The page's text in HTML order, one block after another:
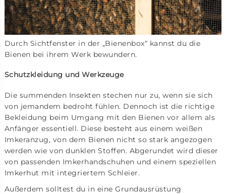
Durch Sichtfenster in der „Bienenbox“ kannst du die
Bienen bei ihrem Werk bewundern.
Schutzkleidung und Werkzeuge
Die summenden Insekten stechen nur zu, wenn sie sich
von jemandem bedroht fühlen. Dennoch ist die richtige
Bekleidung beim Umgang mit den Bienen vor allem als
Anfänger essentiell. Diese besteht aus einem weißen
Imkeranzug, von dem Bienen nicht so stark angezogen
werden wie von dunklen Stoffen. Abgerundet wird dieser
von passenden Imkerhandschuhen und einem speziellen
Imkerhut mit integriertem Schleier.
Außerdem solltest du in eine Grundausrüstung